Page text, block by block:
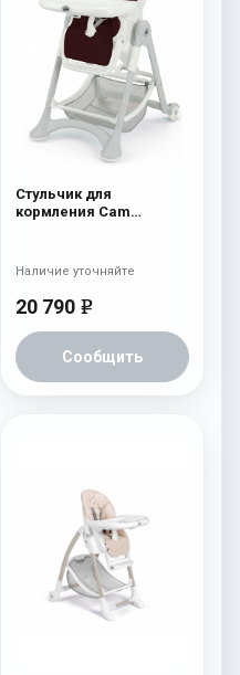
Стульчик для
кормления Cam
20 790 e
Сообщить
Наличие уточняйте